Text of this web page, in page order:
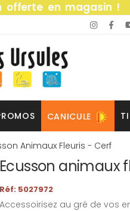
offerte en magasin !
CANICULE
Animaux Fleuris - Cerf
Ecusson animaux
Réf: 5027972
Accessoirisez au gré de vos